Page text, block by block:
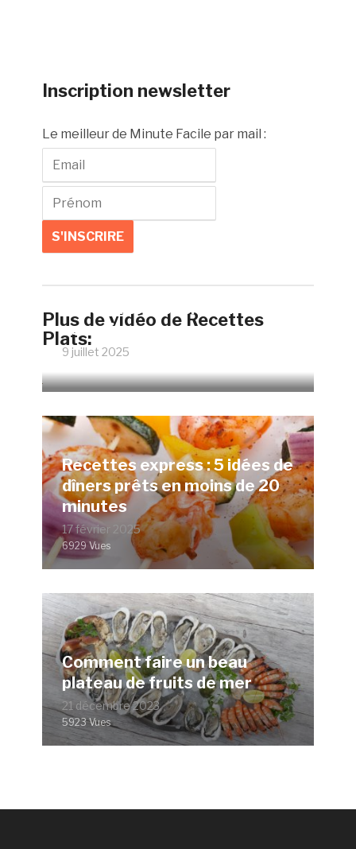
Inscription newsletter
Le meilleur de Minute Facile par mail :
Plus de vidéo de Recettes
Plats:
Faire un œuf poché parfait
sans vinaigre
9 juillet 2025
Recettes express : 5 idées de
dîners prêts en moins de 20
minutes
17 février 2025
6929 Vues
Comment faire un beau
plateau de fruits de mer
21 décembre 2023
5923 Vues